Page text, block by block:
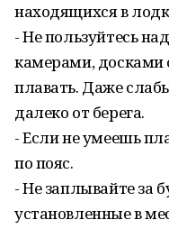
находящихся в
- Не пользуйтесь
камерами, досками
плавать. Даже
далеко от берега.
- Если не умеешь
по пояс.
- Не заплывайте за
установленные в